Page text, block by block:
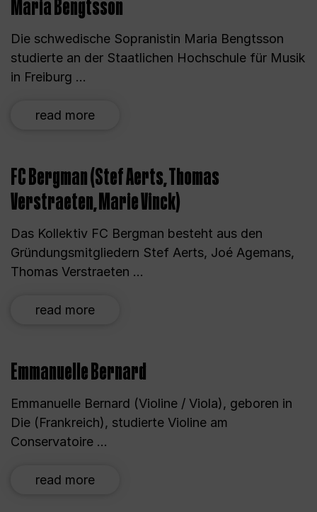
Maria Bengtsson
Die schwedische Sopranistin Maria Bengtsson
studierte an der Staatlichen Hochschule für Musik
in Freiburg ...
read more
FC Bergman (Stef Aerts, Thomas
Verstraeten, Marie Vinck)
Das Kollektiv FC Bergman besteht aus den
Gründungsmitgliedern Stef Aerts, Joé Agemans,
Thomas Verstraeten ...
read more
Emmanuelle Bernard
Emmanuelle Bernard (Violine / Viola), geboren in
Die (Frankreich), studierte Violine am
Conservatoire ...
read more